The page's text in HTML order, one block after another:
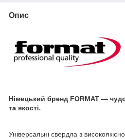
Опис
Німецький бренд FORMAT —
та якості.
Універсальні свердла з